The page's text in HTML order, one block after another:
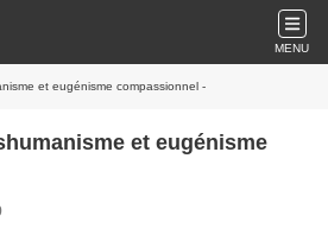
MENU
et eugénisme compassionnel -
et eugénisme